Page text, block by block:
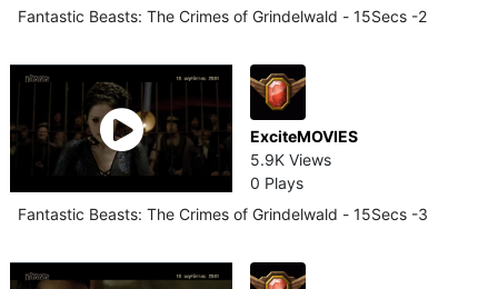
Fantastic Beasts: The Crimes of Grindelwald - 15Secs -2
ExciteMOVIES
5.9K Views
0 Plays
Fantastic Beasts: The Crimes of Grindelwald - 15Secs -3